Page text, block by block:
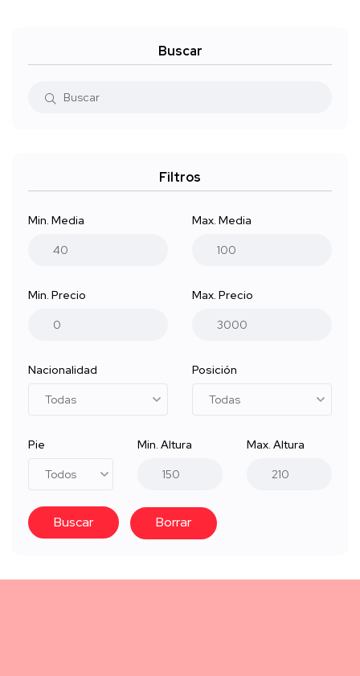
Buscar
Filtros
Min. Media Max. Media
Min. Precio Max. Precio
Nacionalidad Posición
Pie Min. Altura Max. Altura
Buscar Borrar